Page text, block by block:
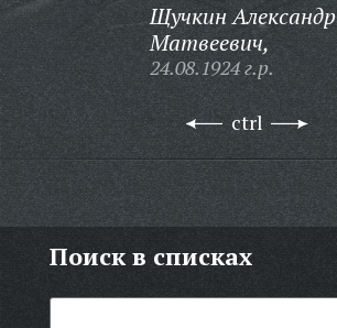
Щучкин Александр
Матвеевич,
24.08.1924 г.р.
ctrl
Поиск в списках